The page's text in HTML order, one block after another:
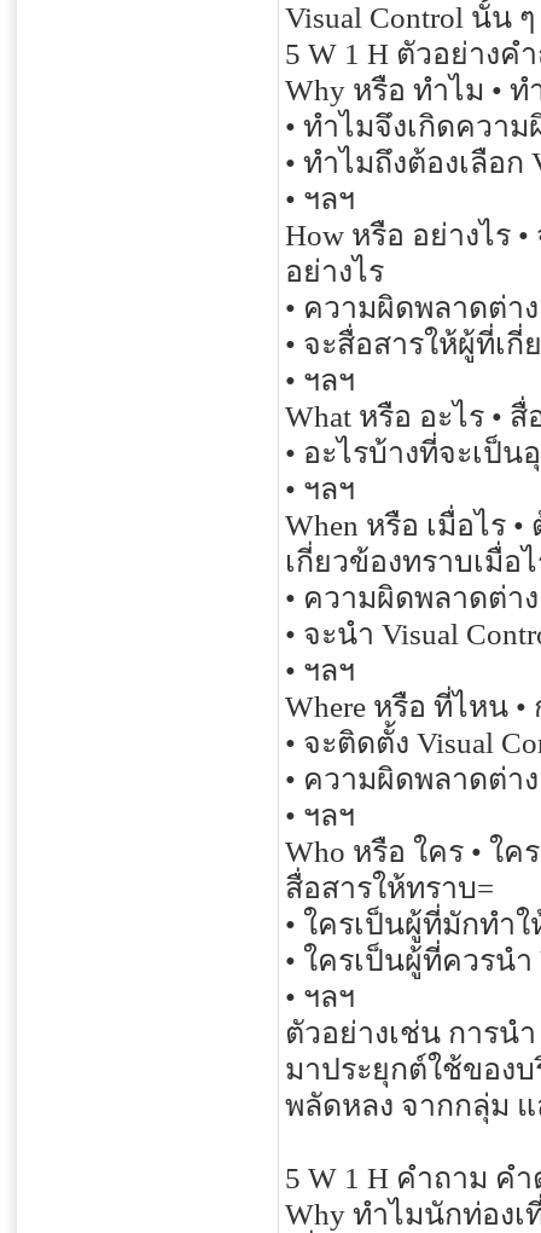
Visual Control นั้น
5 W 1 H ตัวอย่างค
Why หรือ ทำไม • ท
• ทำไมจึงเกิดควา
• ทำไมถึงต้องเลือ
• ฯลฯ
How หรือ อย่างไร
อย่างไร
• ความผิดพลาดต่า
• จะสื่อสารให้ผู้ที่เกี่
• ฯลฯ
What หรือ อะไร •
• อะไรบ้างที่จะเป็
• ฯลฯ
When หรือ เมื่อไร
เกี่ยวข้องทราบเมื่อ
• ความผิดพลาดต่า
• จะนำ Visual
• ฯลฯ
Where หรือ ที่ไหน
• จะติดตั้ง Visual
• ความผิดพลาดต่า
• ฯลฯ
Who หรือ ใคร • ใ
สื่อสารให้ทราบ=
• ใครเป็นผู้ที่มักทำ
• ใครเป็นผู้ที่ควรนำ
• ฯลฯ
ตัวอย่างเช่น การน
มาประยุกต์ใช้ของ
พลัดหลง จากกลุ่ม
5 W 1 H คำถาม ค
Why ทำไมนักท่อง